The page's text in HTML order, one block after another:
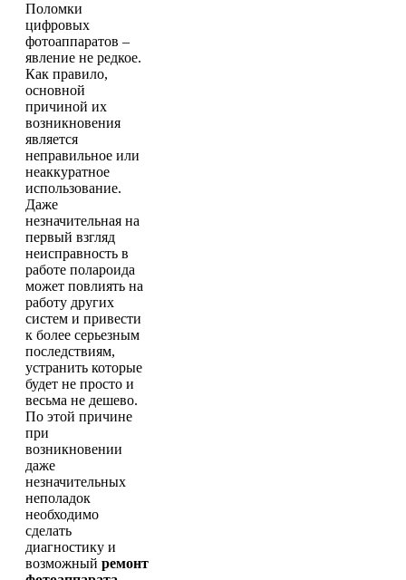
Поломки
цифровых
фотоаппаратов –
явление не редкое.
Как правило,
основной
причиной их
возникновения
является
неправильное или
неаккуратное
использование.
Даже
незначительная на
первый взгляд
неисправность в
работе полароида
может повлиять на
работу других
систем и привести
к более серьезным
последствиям,
устранить которые
будет не просто и
весьма не дешево.
По этой причине
при
возникновении
даже
незначительных
неполадок
необходимо
сделать
диагностику и
возможный ремонт